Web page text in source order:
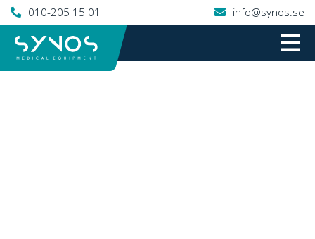
010-205 15 01 info@synos.se